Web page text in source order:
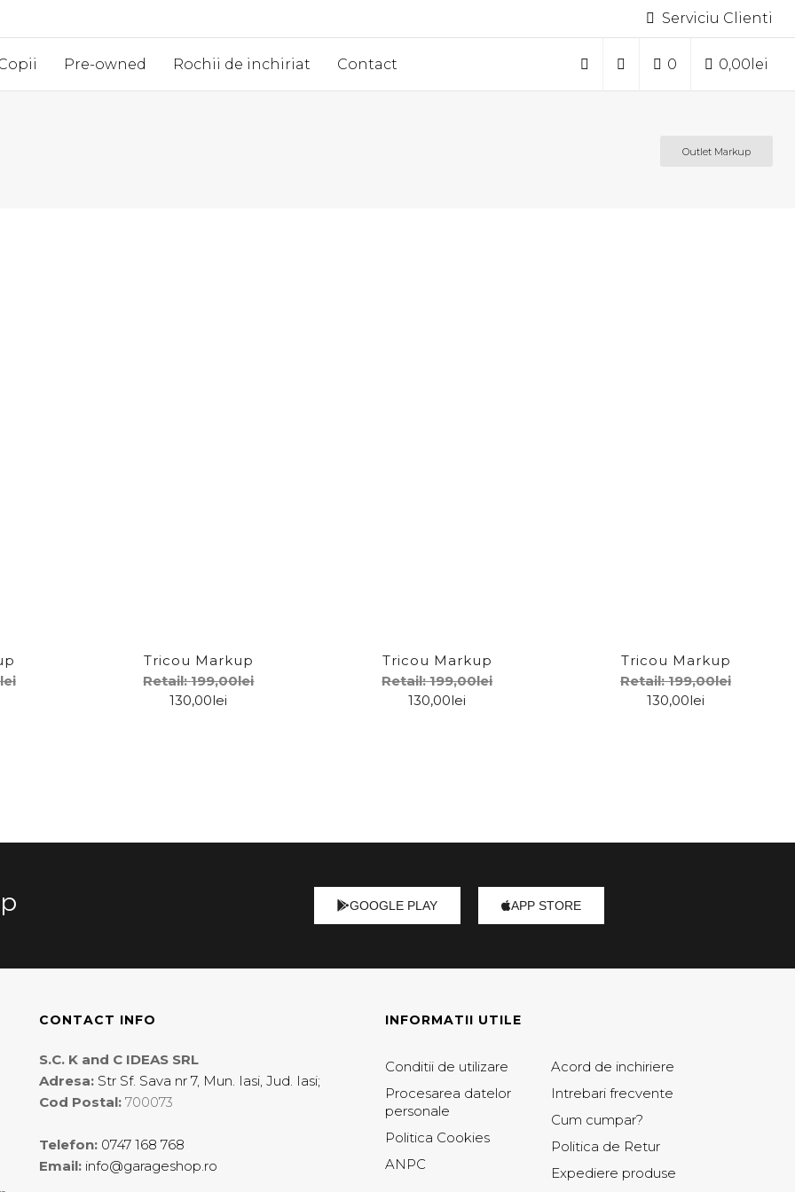
Serviciu Clienti
Pre-owned Rochii de inchiriat Contact 0 0,00 lei
Outlet Markup
slim fit
lei
Tricou Markup
Retail:199,00lei
130,00lei
Tricou Markup
Retail:199,00lei
130,00lei
Tricou Markup
Retail:199,00lei
130,00lei
GOOGLE PLAY APP STORE
CONTACT INFO
S.C. K and C IDEAS SRL
Adresa: Str Sf. Sava nr 7, Mun. Iasi, Jud. Iasi;
Cod Postal: 700073
Telefon: 0747 168 768
Email: info@garageshop.ro
INFORMATII UTILE
Conditii de utilizare
Procesarea datelor
personale
Politica Cookies
ANPC
Acord de inchiriere
Intrebari frecvente
Cum cumpar?
Politica de Retur
Expediere produse